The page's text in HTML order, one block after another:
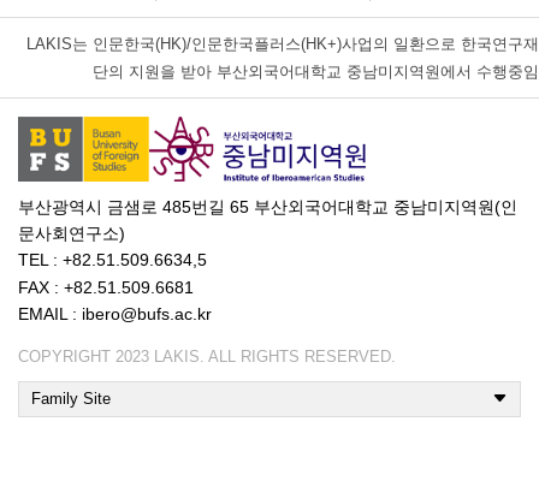
LAKIS는 인문한국(HK)/인문한국플러스(HK+)사업의 일환으로 한국연구재
단의 지원을 받아 부산외국어대학교 중남미지역원에서 수행중임
부산광역시 금샘로 485번길 65 부산외국어대학교 중남미지역원(인
문사회연구소)
TEL : +82.51.509.6634,5
FAX : +82.51.509.6681
EMAIL : ibero@bufs.ac.kr
COPYRIGHT 2023 LAKIS. ALL RIGHTS RESERVED.
Family Site